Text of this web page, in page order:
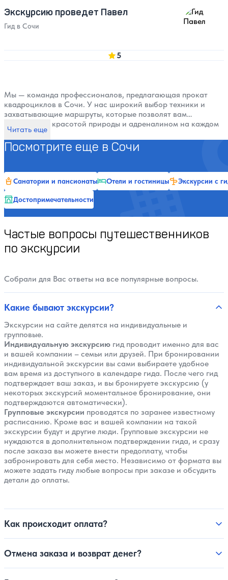
Экскурсию проведет Павел
Гид в Сочи
5
Мы — команда профессионалов, предлагающая прокат
квадроциклов в Сочи. У нас широкий выбор техники и
захватывающие маршруты, которые позволят вам
насладиться красотой природы и адреналином на каждом
повороте. Присоединяйтесь к нам для незабываемых
приключений!
Читать еще
Посмотрите еще в Сочи
Санатории и пансионаты Отели и гостиницы
Экскурсии с
Достопримечательности
Частые вопросы путешественников
по экскурсии
Собрали для Вас ответы на все популярные вопросы.
Какие бывают экскурсии?
Экскурсии на сайте делятся на индивидуальные и
групповые.
Индивидуальную экскурсию гид проводит именно для вас
и вашей компании – семьи или друзей. При бронировании
индивидуальной экскурсии вы сами выбираете удобное
вам время из доступного в календаре гида. После чего гид
подтверждает ваш заказ, и вы бронируете экскурсию (у
некоторых экскурсий моментальное бронирование, они
подтверждаются автоматически).
Групповые экскурсии проводятся по заранее известному
расписанию. Кроме вас и вашей компании на такой
экскурсии будут и другие люди. Групповые экскурсии не
нуждаются в дополнительном подтверждении гида, и сразу
после заказа вы можете внести предоплату, чтобы
забронировать для себя место. Независимо от формата вы
можете задать гиду любые вопросы при заказе и обсудить
детали до оплаты.
Как происходит оплата?
Отмена заказа и возврат денег?